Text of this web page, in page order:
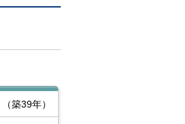
（築39年）